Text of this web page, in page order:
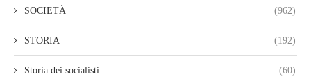
SOCIETÀ (962)
STORIA (192)
Storia dei socialisti (60)